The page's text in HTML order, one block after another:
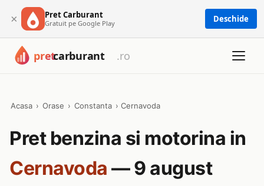
× Pret Carburant
Gratuit pe Google Play Deschide
Acasa › Orase › Constanta › Cernavoda
Pret benzina si motorina in
Cernavoda — 9 august